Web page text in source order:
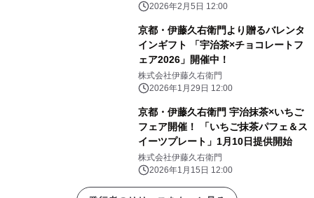
2026年2月5日 12:00
京都・伊藤久右衛門より贈るバレンタ
インギフト 「宇治茶×チョコレートフ
ェア2026」開催中！
株式会社伊藤久右衛門
2026年1月29日 12:00
京都・伊藤久右衛門 宇治抹茶×いちご
フェア開催！ 「いちご抹茶パフェ＆ス
イーツプレート」1月10日提供開始
株式会社伊藤久右衛門
2026年1月15日 12:00